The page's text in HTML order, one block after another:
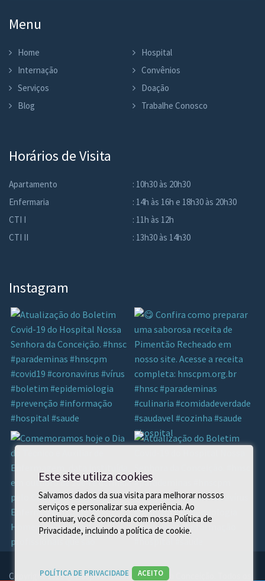
Este site utiliza cookies
Salvamos dados da sua visita para melhorar nossos
serviços e personalizar sua experiência. Ao
continuar, você concorda com nossa Política de
Privacidade, incluindo a política de cookie.
POLÍTICA DE PRIVACIDADE ACEITO
Menu
Home
Hospital
Internação
Convênios
Serviços
Doação
Blog
Trabalhe Conosco
Horários de Visita
Apartamento
: 10h30 às 20h30
Enfermaria
: 14h às 16h e 18h30 às 20h30
CTI I
: 11h às 12h
CTI II
: 13h30 às 14h30
Instagram
Copyright 2019 @ Hospital Nossa Senhora da Conceição. Todos os